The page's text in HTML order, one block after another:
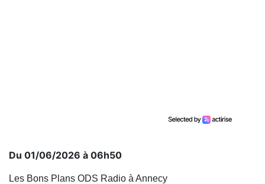
Du 01/06/2026 à 06h50
Les Bons Plans ODS Radio à Annecy